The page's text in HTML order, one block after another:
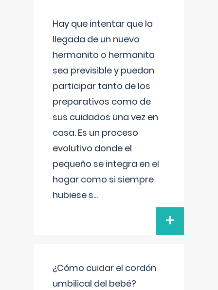
Hay que intentar que la
llegada de un nuevo
hermanito o hermanita
sea previsible y puedan
participar tanto de los
preparativos como de
sus cuidados una vez en
casa. Es un proceso
evolutivo donde el
pequeño se integra en el
hogar como si siempre
hubiese s...
+
¿Cómo cuidar el cordón
umbilical del bebé?